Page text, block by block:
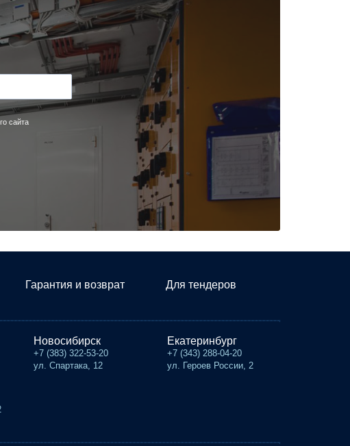
сайта
Гарантия и возврат Для тендеров
Новосибирск
+7 (383) 322-53-20
ул. Спартака, 12
Екатеринбург
+7 (343) 288-04-20
ул. Героев России, 2